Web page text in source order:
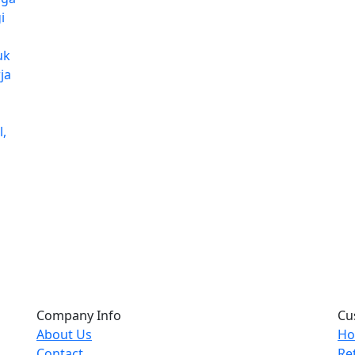
Company Info
About Us